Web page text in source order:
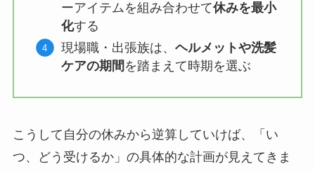
ーアイテムを組み合わせて休みを最小
化する
現場職・出張族は、ヘルメットや洗髪
ケアの期間 を踏まえて時期を選ぶ
こうして自分の休みから逆算していけば、「い
つ、どう受けるか」の具体的な計画が見えてきま